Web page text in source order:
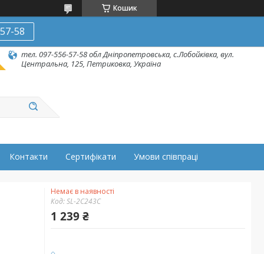
Кошик
58
тел. 097-556-57-58 обл Дніпропетровська, с.Лобойківка, вул.
Центральна, 125, Петриковка, Україна
Контакти Сертифікати Умови співпраці
Немає в наявності
Код:SL-2C243C
1 239 ₴